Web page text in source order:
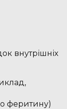
внутрішніх
феритину)